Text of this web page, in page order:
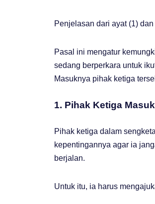
Penjelasan dari ayat (1)
Pasal ini mengatur
sedang berperkara untuk
Masuknya pihak ketiga
1. Pihak Ketiga
Pihak ketiga dalam
kepentingannya agar ia
berjalan.
Untuk itu, ia harus